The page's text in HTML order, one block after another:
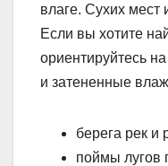
влаге. Сухих мест
Если вы хотите
ориентируйтесь
и затененные
берега рек и
поймы лугов